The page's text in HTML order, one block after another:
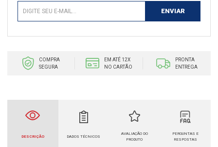
COMPRA
SEGURA
EM ATÉ 12X
NO CARTÃO
PRONTA
ENTREGA
DESCRIÇÃO DADOS TÉCNICOS
AVALIAÇÃO DO
PRODUTO
PERGUNTAS E
RESPOSTAS